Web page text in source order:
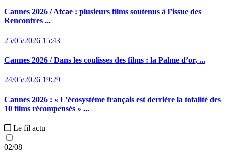
Cannes 2026 / Afcae : plusieurs films soutenus à l’issue des
Rencontres ...
25/05/2026 15:43
Cannes 2026 / Dans les coulisses des films : la Palme d’or, ...
24/05/2026 19:29
Cannes 2026 : « L’écosystème français est derrière la totalité des
10 films récompensés » ...
Le fil actu
02/08